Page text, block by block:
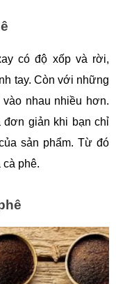
có độ xốp và rời,
tay. Còn với những
nhau nhiều hơn.
giản khi bạn chỉ
sản phẩm. Từ đó
phê.